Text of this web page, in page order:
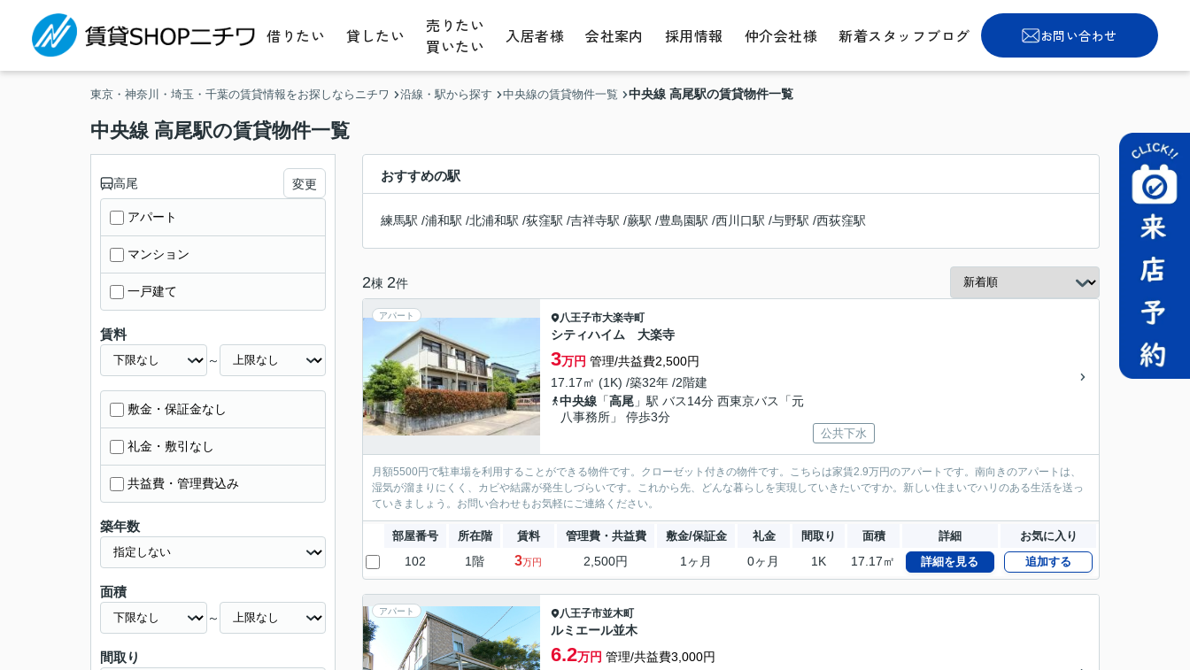
借りたい 貸したい
売りたい
買いたい
入居者様 会社案内 採用情報 仲介会社様 新着スタッフブログ お問い合わせ
東京・神奈川・埼玉・千葉の賃貸情報をお探しならニチワ 沿線・駅から探す 中央線の賃貸物件一覧 中央線 高尾駅の賃貸物件一覧
中央線 高尾駅の賃貸物件一覧
おすすめの駅
練馬駅 /浦和駅 /北浦和駅 /荻窪駅 /吉祥寺駅 /蕨駅 /豊島園駅 /西川口駅 /与野駅 /西荻窪駅
2棟 2件
アパート 八王子市大楽寺町
シティハイム 大楽寺
3万円 管理/共益費2,500円
17.17㎡ (1K) /築32年 /2階建
中央線 「高尾 」駅 バス14分 西東京バス「元
八事務所」 停歩3分
公共下水
月額5500円で駐車場を利用することができる物件です。クローゼット付きの物件です。こちらは家賃2.9万円のアパートです。南向きのアパートは、
湿気が溜まりにくく、カビや結露が発生しづらいです。これから先、どんな暮らしを実現していきたいですか。新しい住まいでハリのある生活を送っ
ていきましょう。お問い合わせもお気軽にご連絡ください。
部屋番号 所在階 賃料 管理費・共益費 敷金/保証金 礼金 間取り 面積 詳細 お気に入り
102 1階 3万円 2,500円 1ヶ月 0ヶ月 1K 17.17㎡ 詳細を見る 追加する
アパート 八王子市並木町
ルミエール並木
6.2万円 管理/共益費3,000円
高尾 変更
アパート
マンション
一戸建て
賃料
～
敷金・保証金なし
礼金・敷引なし
共益費・管理費込み
築年数
面積
～
間取り